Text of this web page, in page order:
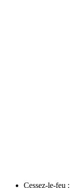
Cessez-le-feu